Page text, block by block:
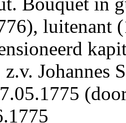
luitenant
Johannes